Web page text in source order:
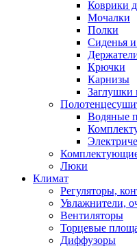
Коврики
Мочалки
Полки
Сиденья
Крючки
Карнизы
Заглушки
Водяные
Люки
Климат
Регуляторы,
Увлажнители,
Вентиляторы
Торцевые
Диффузоры